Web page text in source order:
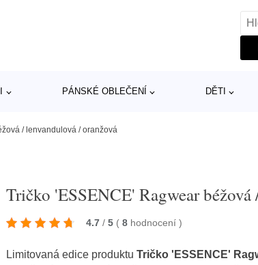
PÁNSKÉ OBLEČENÍ DĚTI
/ lenvandulová / oranžová
Tričko 'ESSENCE' Ragwear
4.7 / 5 ( 8 hodnocení)
Limitovaná edice produktuTričko 'ESSENCE'